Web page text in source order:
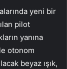
yeni bir
pilot
yanına
otonom
beyaz ışık,